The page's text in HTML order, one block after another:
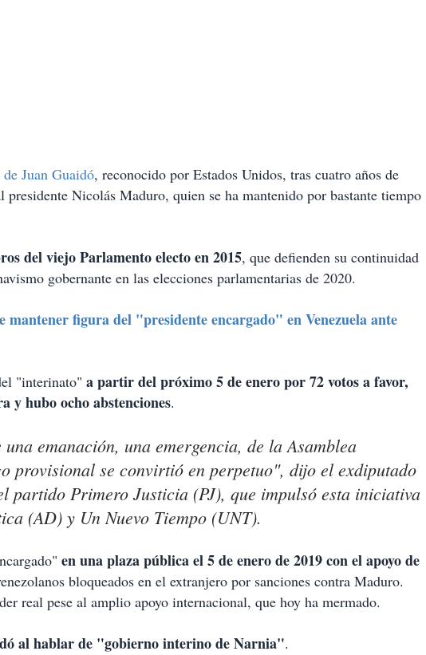
Juan Guaidó, reconocido por Estados Unidos, tras cuatro años de
Nicolás Maduro, quien se ha mantenido por bastante tiempo
del viejo Parlamento electo en 2015, que defienden su continuidad
gobernante en las elecciones parlamentarias de 2020.
mantener figura del "presidente encargado" en Venezuela ante
"interinato" a partir del próximo 5 de enero por 72 votos a favor,
y hubo ocho abstenciones.
emanación, una emergencia, de la Asamblea
provisional se convirtió en perpetuo", dijo el exdiputado
partido Primero Justicia (PJ), que impulsó esta iniciativa
(AD) y Un Nuevo Tiempo (UNT).
en una plaza pública el 5 de enero de 2019 con el apoyo de
bloqueados en el extranjero por sanciones contra Maduro.
real pese al amplio apoyo internacional, que hoy ha mermado.
al hablar de "gobierno interino de Narnia".